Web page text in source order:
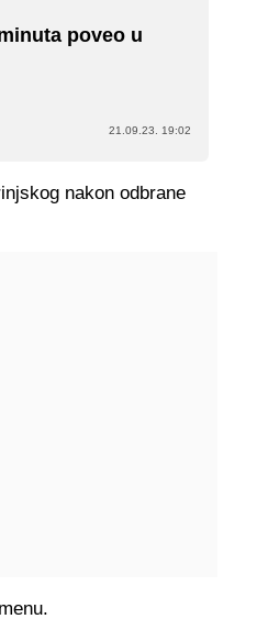
poveo u
21.09.23. 19:02
nakon odbrane